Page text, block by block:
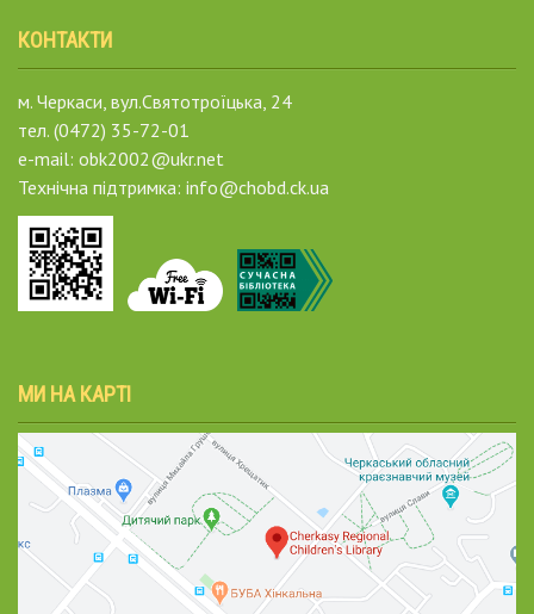
КОНТАКТИ
м. Черкаси, вул.Святотроїцька, 24
тел. (0472) 35-72-01
e-mail: obk2002@ukr.net
Технічна підтримка: info@chobd.ck.ua
МИ НА КАРТІ